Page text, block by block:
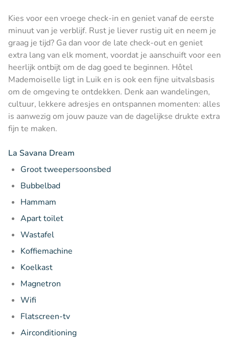
Kies voor een vroege check-in en geniet vanaf de eerste
minuut van je verblijf. Rust je liever rustig uit en neem je
graag je tijd? Ga dan voor de late check-out en geniet
extra lang van elk moment, voordat je aanschuift voor een
heerlijk ontbijt om de dag goed te beginnen. Hôtel
Mademoiselle ligt in Luik en is ook een fijne uitvalsbasis
om de omgeving te ontdekken. Denk aan wandelingen,
cultuur, lekkere adresjes en ontspannen momenten: alles
is aanwezig om jouw pauze van de dagelijkse drukte extra
fijn te maken.
La Savana Dream
Groot tweepersoonsbed
Bubbelbad
Hammam
Apart toilet
Wastafel
Koffiemachine
Koelkast
Magnetron
Wifi
Flatscreen-tv
Airconditioning